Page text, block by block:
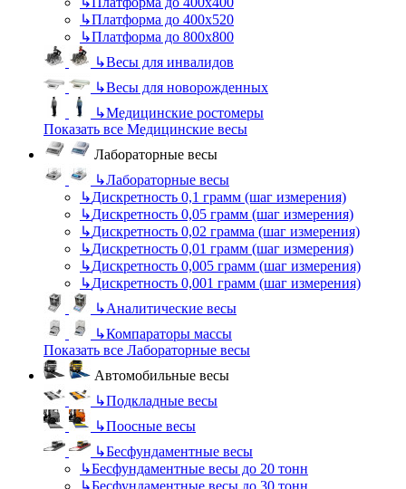
↳Платформа до 400х520
↳Платформа до 800х800
↳Весы для инвалидов
↳Весы для новорожденных
↳Медицинские ростомеры
Показать все Медицинские весы
Лабораторные весы
↳Лабораторные весы
↳Дискретность 0,1 грамм (шаг измерения)
↳Дискретность 0,05 грамм (шаг измерения)
↳Дискретность 0,02 грамма (шаг измерения)
↳Дискретность 0,01 грамм (шаг измерения)
↳Дискретность 0,005 грамм (шаг измерения)
↳Дискретность 0,001 грамм (шаг измерения)
↳Аналитические весы
↳Компараторы массы
Показать все Лабораторные весы
Автомобильные весы
↳Подкладные весы
↳Поосные весы
↳Бесфундаментные весы
↳Бесфундаментные весы до 20 тонн
↳Бесфундаментные весы до 30 тонн